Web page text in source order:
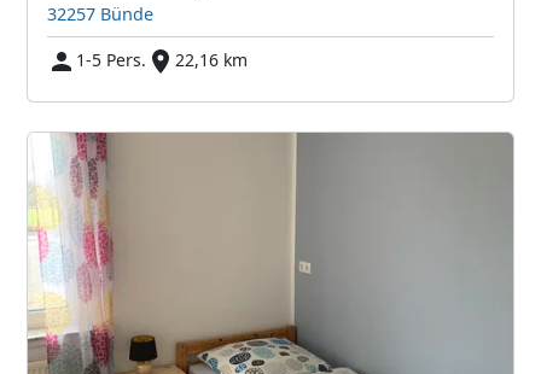
32257 Bünde
1-5 Pers.
22,16 km